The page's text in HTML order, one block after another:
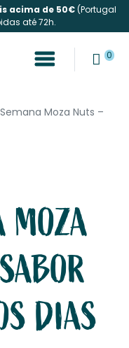
acima de 50€(Portugal
até 72h.
0
Moza Nuts –
MOZA
DIAS